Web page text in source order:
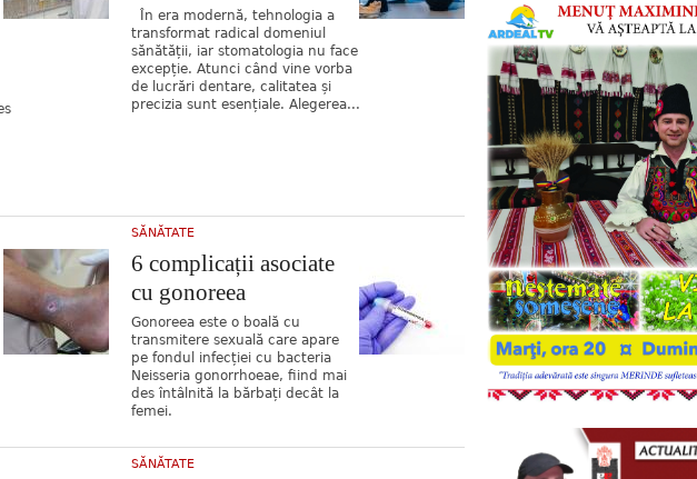
În era modernă, tehnologia a
transformat radical domeniul
sănătății, iar stomatologia nu face
excepție. Atunci când vine vorba
de lucrări dentare, calitatea și
precizia sunt esențiale. Alegerea...
SĂNĂTATE
6 complicații asociate
cu gonoreea
Gonoreea este o boală cu
transmitere sexuală care apare
pe fondul infecției cu bacteria
Neisseria gonorrhoeae, fiind mai
des întâlnită la bărbați decât la
femei.
SĂNĂTATE